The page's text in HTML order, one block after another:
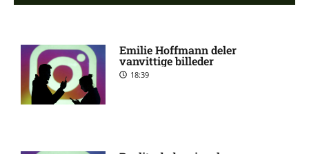
Manchester United sender
målmand til Spanien
Emilie Hoffmann deler
vanvittige billeder
18:39